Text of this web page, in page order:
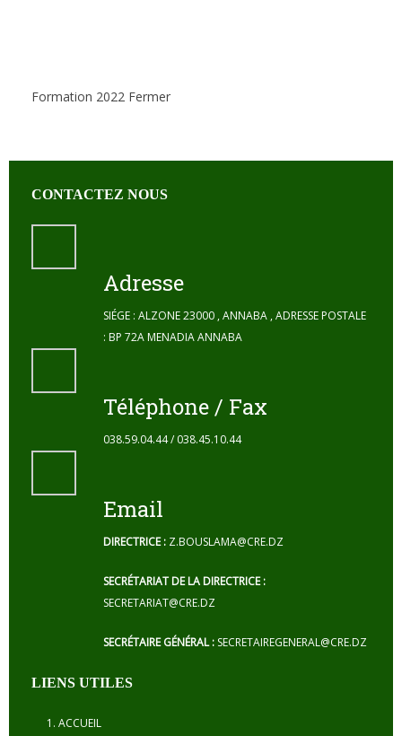
Formation 2022 Fermer
CONTACTEZ NOUS
Adresse
SIÉGE : ALZONE 23000 , ANNABA , ADRESSE POSTALE
: BP 72A MENADIA ANNABA
Téléphone / Fax
038.59.04.44 / 038.45.10.44
Email
DIRECTRICE : Z.BOUSLAMA@CRE.DZ
SECRÉTARIAT DE LA DIRECTRICE :
SECRETARIAT@CRE.DZ
SECRÉTAIRE GÉNÉRAL : SECRETAIREGENERAL@CRE.DZ
LIENS UTILES
ACCUEIL